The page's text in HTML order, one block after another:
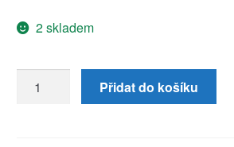
2 skladem
zadní
Přidat do košíku